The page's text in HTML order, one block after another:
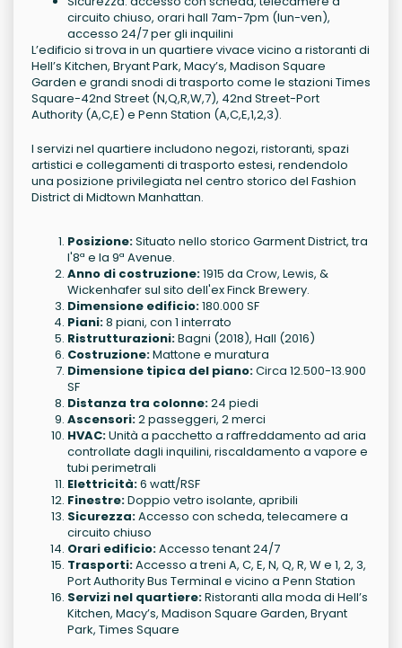
circuito chiuso, orari hall 7am-7pm (lun-ven),
accesso 24/7 per gli inquilini
L’edificio si trova in un quartiere vivace vicino a ristoranti di
Hell’s Kitchen, Bryant Park, Macy’s, Madison Square
Garden e grandi snodi di trasporto come le stazioni Times
Square-42nd Street (N,Q,R,W,7), 42nd Street-Port
Authority (A,C,E) e Penn Station (A,C,E,1,2,3).
I servizi nel quartiere includono negozi, ristoranti, spazi
artistici e collegamenti di trasporto estesi, rendendolo
una posizione privilegiata nel centro storico del Fashion
District di Midtown Manhattan.
Posizione:Situato nello storico Garment District, tra
l'8ª e la 9ª Avenue.
Anno di costruzione:1915 da Crow, Lewis, &
Wickenhafer sul sito dell'ex Finck Brewery.
Dimensione edificio:180.000 SF
Piani:8 piani, con 1 interrato
Ristrutturazioni:Bagni (2018), Hall (2016)
Costruzione:Mattone e muratura
Dimensione tipica del piano:Circa 12.500-13.900
SF
Distanza tra colonne:24 piedi
Ascensori:2 passeggeri, 2 merci
HVAC:Unità a pacchetto a raffreddamento ad aria
controllate dagli inquilini, riscaldamento a vapore e
tubi perimetrali
Elettricità:6 watt/RSF
Finestre:Doppio vetro isolante, apribili
Sicurezza:Accesso con scheda, telecamere a
circuito chiuso
Orari edificio:Accesso tenant 24/7
Trasporti:Accesso a treni A, C, E, N, Q, R, W e 1, 2, 3,
Port Authority Bus Terminal e vicino a Penn Station
Servizi nel quartiere:Ristoranti alla moda di Hell’s
Kitchen, Macy’s, Madison Square Garden, Bryant
Park, Times Square